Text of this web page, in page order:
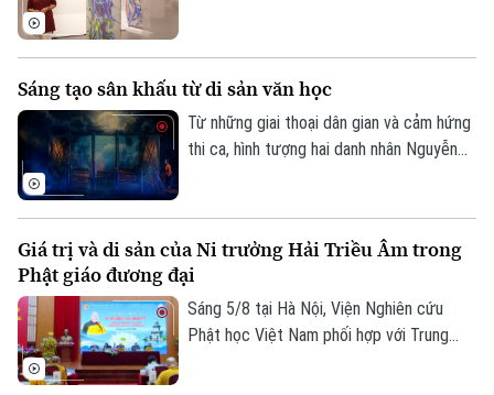
Chuyên mục
Hà Nội
Chính trị
Hà Nội
Nhịp sống Hà Nội
Thế giới
lúc lại rực rỡ, vui tươi. Triển lãm "Những
lớp thân quen" vì thế trở thành một khúc
giao mùa của hội họa.
Sáng tạo sân khấu từ di sản văn học
Từ những giai thoại dân gian và cảm hứng
thi ca, hình tượng hai danh nhân Nguyễn
Nguyễn Du – Hồ Xuân Hương ngoại
truyện hứa hẹn mang đến cho khán giả
một trải nghiệm nghệ thuật mới mẻ, nơi
văn học, sân khấu và âm nhạc cùng hòa
Giá trị và di sản của Ni trưởng Hải Triều Âm trong
Phật giáo đương đại
Sáng 5/8 tại Hà Nội, Viện Nghiên cứu
Phật học Việt Nam phối hợp với Trung